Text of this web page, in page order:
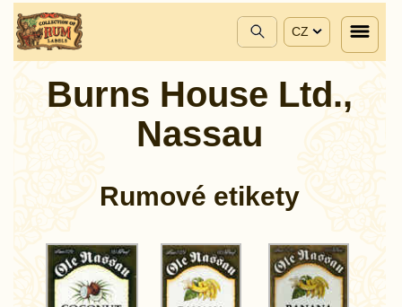
CZ
Burns House Ltd.,
Nassau
Rumové etikety